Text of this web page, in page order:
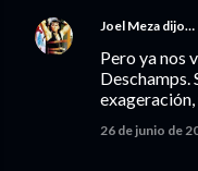
Joel Meza dijo…
Pero ya nos
Deschamps.
exageración,
26 de junio de